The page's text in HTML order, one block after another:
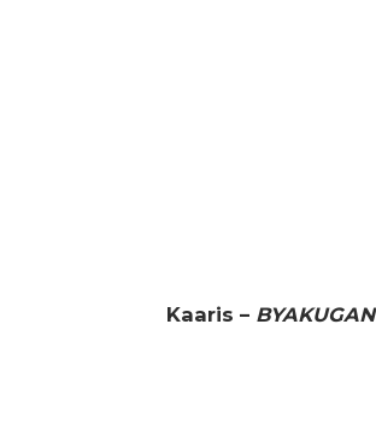
Kaaris – BYAKUGAN